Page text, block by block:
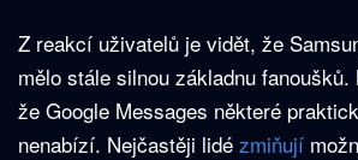
Z reakcí uživatelů je vidět, že
mělo stále silnou základnu
že Google Messages některé
nenabízí. Nejčastěji lidé zmiňují